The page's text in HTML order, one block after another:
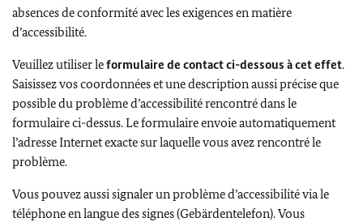
absences de conformité avec les exigences en matière
d’accessibilité.
Veuillez utiliser leformulaire de contact ci-dessous à cet effet.
Saisissez vos coordonnées et une description aussi précise que
possible du problème d’accessibilité rencontré dans le
formulaire ci-dessus. Le formulaire envoie automatiquement
l’adresse Internet exacte sur laquelle vous avez rencontré le
problème.
Vous pouvez aussi signaler un problème d’accessibilité via le
téléphone en langue des signes (Gebärdentelefon). Vous